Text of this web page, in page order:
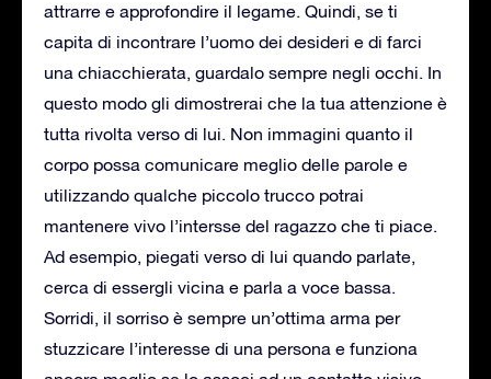
attrarre e approfondire il legame. Quindi, se ti
capita di incontrare l’uomo dei desideri e di farci
una chiacchierata, guardalo sempre negli occhi. In
questo modo gli dimostrerai che la tua attenzione è
tutta rivolta verso di lui. Non immagini quanto il
corpo possa comunicare meglio delle parole e
utilizzando qualche piccolo trucco potrai
mantenere vivo l’intersse del ragazzo che ti piace.
Ad esempio, piegati verso di lui quando parlate,
cerca di essergli vicina e parla a voce bassa.
Sorridi, il sorriso è sempre un’ottima arma per
stuzzicare l’interesse di una persona e funziona